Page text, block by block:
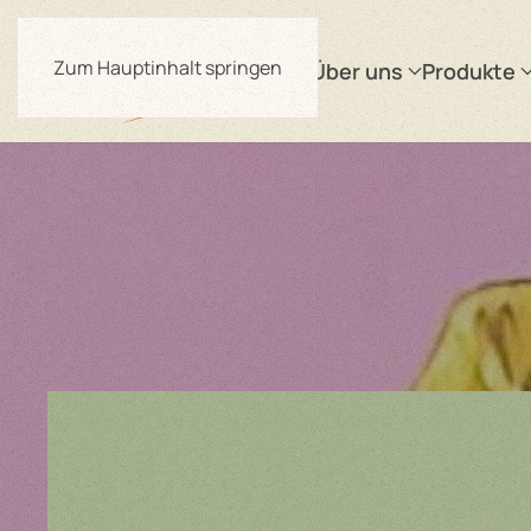
Zum Hauptinhalt springen Über uns Produkte